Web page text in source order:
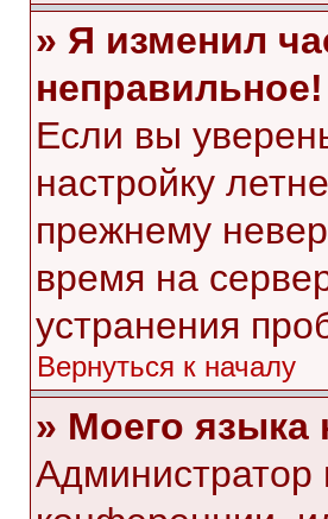
» Я изменил
неправильное!
Если вы
настройку
прежнему
время на
устранения
Вернуться к началу
» Моего языка
Администратор